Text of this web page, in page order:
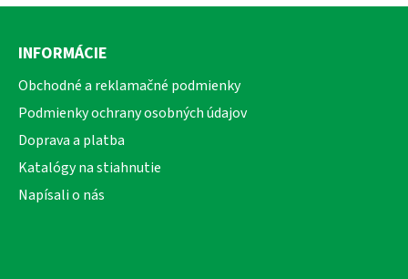
Z
INFORMÁCIE
Obchodné a reklamačné podmienky
Podmienky ochrany osobných údajov
Doprava a platba
Katalógy na stiahnutie
Napísali o nás